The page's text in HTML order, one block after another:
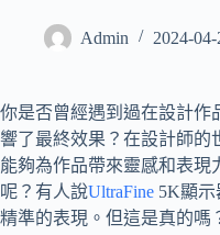
Admin 2024-04-
你是否曾經遇到過在設計作
響了最終效果？在設計師的
能夠為作品帶來靈感和表現
呢？有人說UltraFine 5K顯
精準的表現。但這是真的嗎